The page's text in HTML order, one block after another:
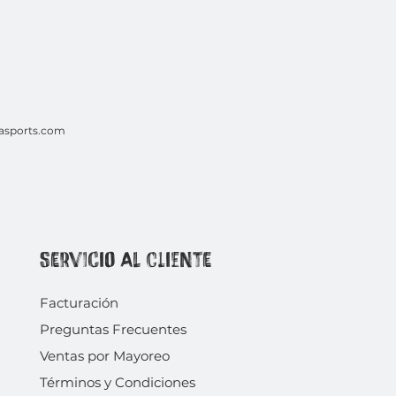
Servicio al Cliente
Facturación
Preguntas Frecuentes
Ventas por Mayoreo
Términos y Condiciones